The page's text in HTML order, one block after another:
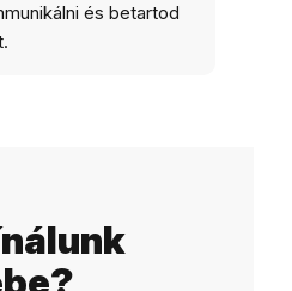
és betartod